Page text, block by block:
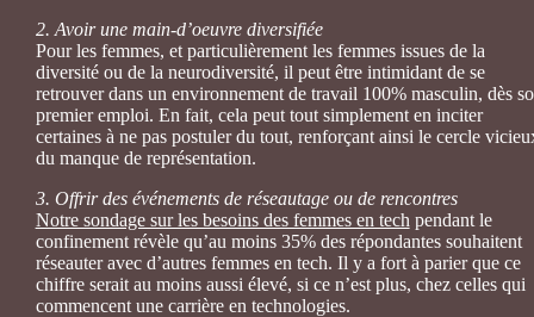
2. Avoir une main-d’oeuvre diversifiée
Pour les femmes, et particulièrement les femmes issues de la
diversité ou de la neurodiversité, il peut être intimidant de se
retrouver dans un environnement de travail 100% masculin, dès
premier emploi. En fait, cela peut tout simplement en inciter
certaines à ne pas postuler du tout, renforçant ainsi le cercle
du manque de représentation.
3. Offrir des événements de réseautage ou de rencontres
Notre sondage sur les besoins des femmes en tech pendant le
confinement révèle qu’au moins 35% des répondantes souhaitent
réseauter avec d’autres femmes en tech. Il y a fort à parier que ce
chiffre serait au moins aussi élevé, si ce n’est plus, chez celles qui
commencent une carrière en technologies.